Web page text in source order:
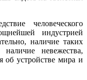
человеческого
индустрией
наличие таких
невежества,
об устройстве мира и